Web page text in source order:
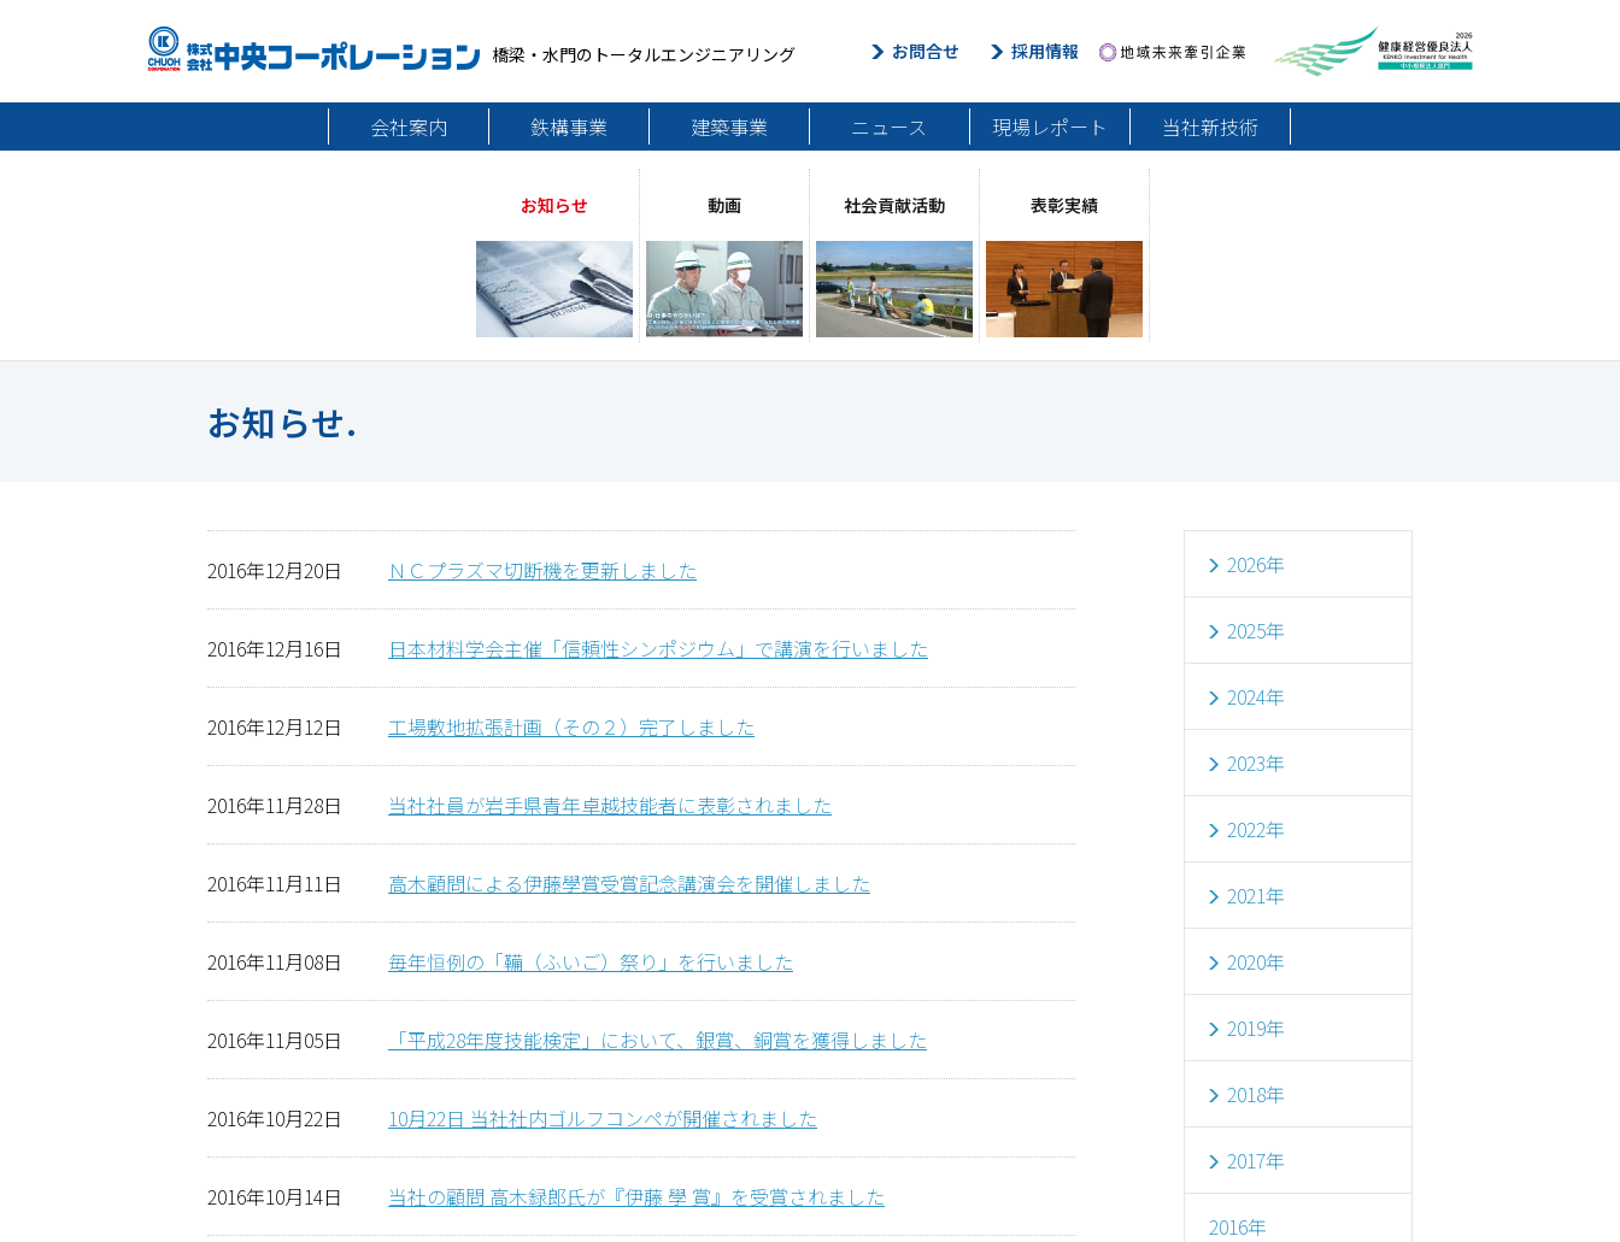
橋梁・水門のトータルエンジニアリング お問合せ 採用情報
会社案内
鉄構事業 建築事業 ニュース 現場レポート 当社新技術
お知らせ 動画 社会貢献活動 表彰実績
お知らせ.
2026年
2025年
2024年
2023年
2022年
2021年
2020年
2019年
2018年
2017年
2016年
2016年12月20日 ＮＣプラズマ切断機を更新しました
2016年12月16日 日本材料学会主催「信頼性シンポジウム」で講演を行いました
2016年12月12日 工場敷地拡張計画（その２）完了しました
2016年11月28日 当社社員が岩手県青年卓越技能者に表彰されました
2016年11月11日 高木顧問による伊藤學賞受賞記念講演会を開催しました
2016年11月08日 毎年恒例の「鞴（ふいご）祭り」を行いました
2016年11月05日 「平成28年度技能検定」において、銀賞、銅賞を獲得しました
2016年10月22日 10月22日 当社社内ゴルフコンペが開催されました
2016年10月14日 当社の顧問 高木録郎氏が『伊藤 學 賞』を受賞されました